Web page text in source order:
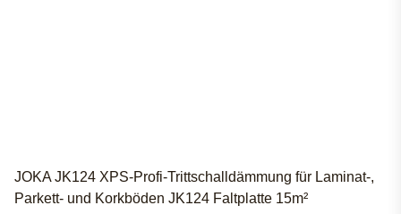
JOKA JK124 XPS-Profi-Trittschalldämmung für Laminat-,
Parkett- und Korkböden JK124 Faltplatte 15m²